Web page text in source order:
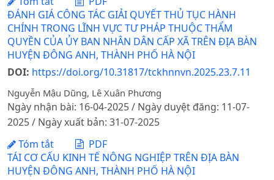
ĐÁNH GIÁ CÔNG TÁC GIẢI QUYẾT THỦ TỤC HÀNH
CHÍNH TRONG LĨNH VỰC TƯ PHÁP THUỘC THẨM
QUYỀN CỦA ỦY BAN NHÂN DÂN CẤP XÃ TRÊN ĐỊA BÀN
HUYỆN ĐÔNG ANH, THÀNH PHỐ HÀ NỘI
DOI: https://doi.org/10.31817/tckhnnvn.2025.23.7.11
Nguyễn Mậu Dũng, Lê Xuân Phương
Ngày nhận bài: 16-04-2025 / Ngày duyệt đăng: 11-07-
2025 / Ngày xuất bản: 31-07-2025
Tóm tắt
PDF
TÁI CƠ CẤU KINH TẾ NÔNG NGHIỆP TRÊN ĐỊA BÀN
HUYỆN ĐÔNG ANH, THÀNH PHỐ HÀ NỘI